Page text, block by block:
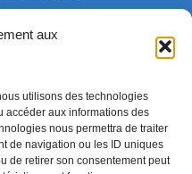
aux
utilisons des technologies
accéder aux informations des
nous permettra de traiter
de navigation ou les ID uniques
de retirer son consentement peut